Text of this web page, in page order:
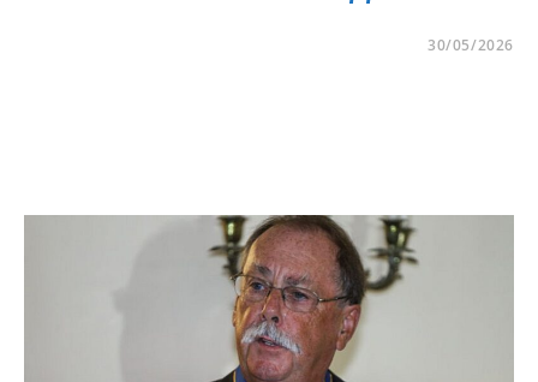
30/05/2026